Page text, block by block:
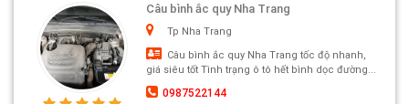
Câu bình ắc quy Nha Trang
Tp Nha Trang
Câu bình ắc quy Nha Trang tốc độ nhanh,
giá siêu tốt Tình trạng ô tô hết bình dọc đường...
0987522144